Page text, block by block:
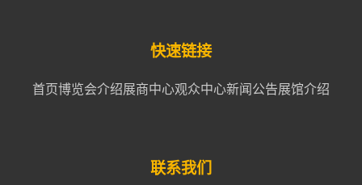
快速链接
首页博览会介绍展商中心观众中心新闻公告展馆介绍
联系我们